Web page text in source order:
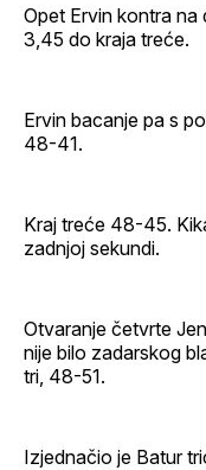
Opet Ervin kontra na
3,45 do kraja treće.
Ervin bacanje pa s
48-41.
Kraj treće 48-45.
zadnjoj sekundi.
Otvaranje četvrte
nije bilo zadarskog
tri, 48-51.
Izjednačio je Batur